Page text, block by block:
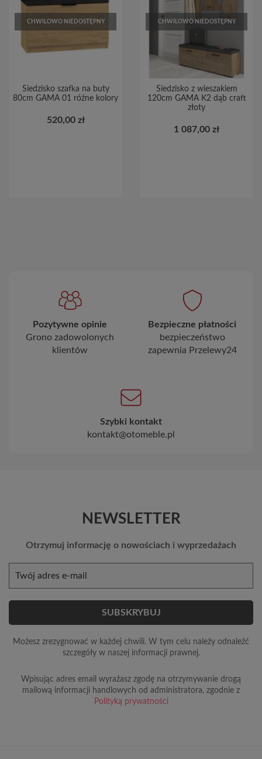
CHWILOWO NIEDOSTĘPNY
Siedzisko szafka na buty
80cm GAMA 01 różne kolory
520,00 zł
CHWILOWO NIEDOSTĘPNY
Siedzisko z wieszakiem
120cm GAMA K2 dąb craft
złoty
1 087,00 zł
Pozytywne opinie
Grono zadowolonych
klientów
Bezpieczne płatności
bezpieczeństwo
zapewnia Przelewy24
Szybki kontakt
kontakt@otomeble.pl
NEWSLETTER
Otrzymuj informację o nowościach i wyprzedażach
Możesz zrezygnować w każdej chwili. W tym celu należy odnaleźć
szczegóły w naszej informacji prawnej.
Wpisując adres email wyrażasz zgodę na otrzymywanie drogą
mailową informacji handlowych od administratora, zgodnie z
Polityką prywatności